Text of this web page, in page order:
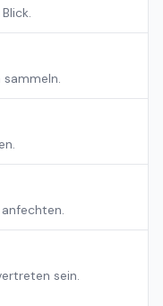
sammeln.
sein.